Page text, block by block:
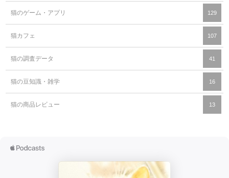
猫のゲーム・アプリ 129
猫カフェ 107
猫の調査データ 41
猫の豆知識・雑学 16
猫の商品レビュー 13